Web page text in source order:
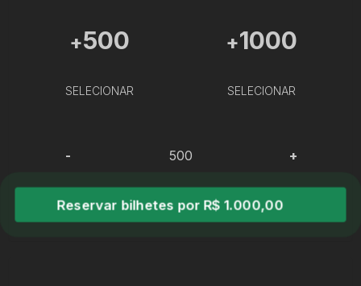
+500
SELECIONAR
+1000
SELECIONAR
- +
Reservar bilhetes por R$ 1.000,00